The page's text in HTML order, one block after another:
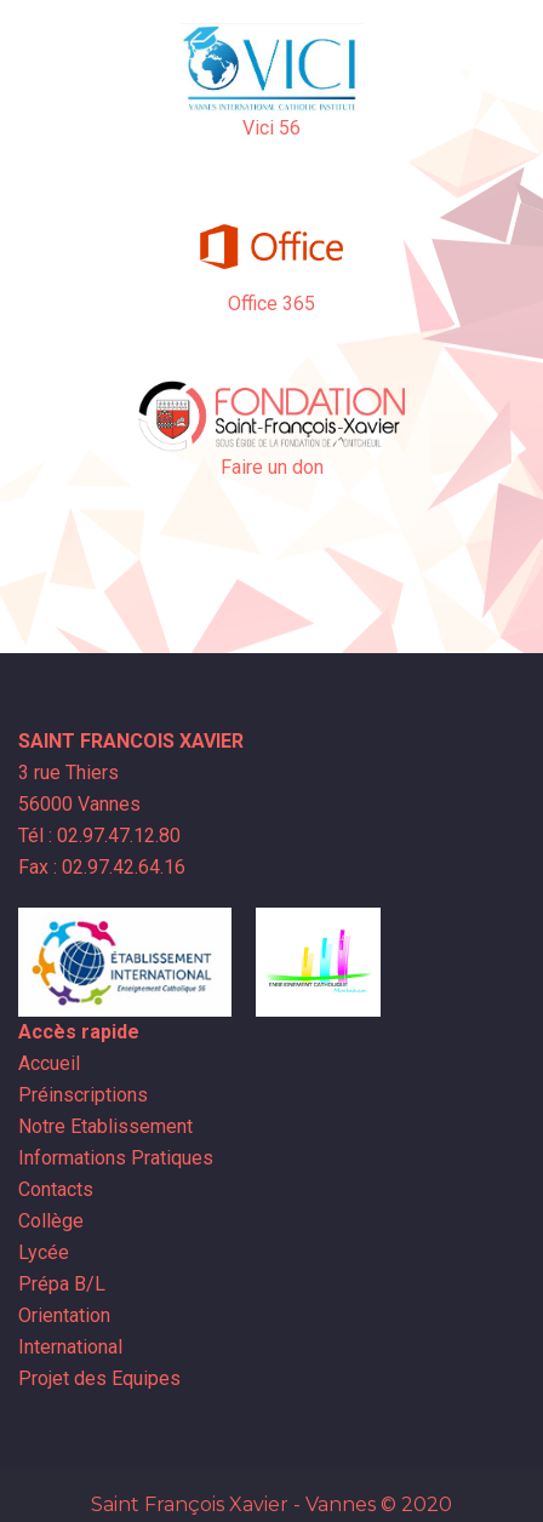
Vici 56
Office 365
Faire un don
SAINT FRANCOIS XAVIER
3 rue Thiers
56000 Vannes
Tél : 02.97.47.12.80
Fax : 02.97.42.64.16
Accès rapide
Accueil
Préinscriptions
Notre Etablissement
Informations Pratiques
Contacts
Collège
Lycée
Prépa B/L
Orientation
International
Projet des Equipes
Saint François Xavier - Vannes © 2020